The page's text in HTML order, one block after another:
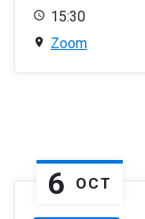
15:30
Zoom
6 OCT